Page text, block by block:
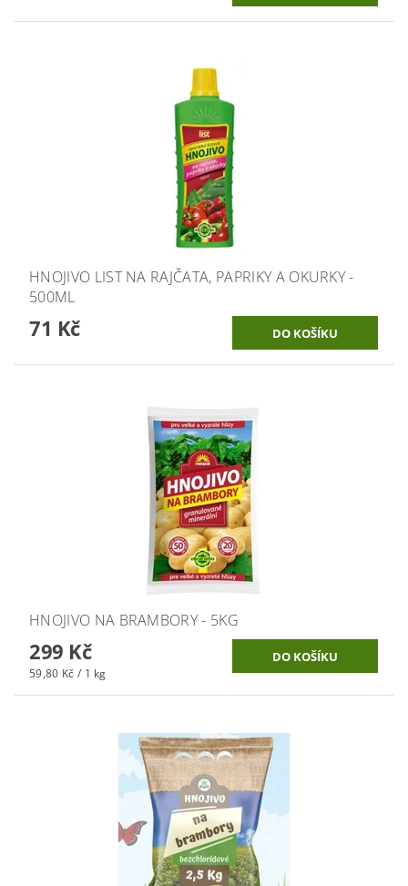
HNOJIVO LIST NA RAJČATA, PAPRIKY A OKURKY -
500ML
71 Kč
HNOJIVO NA BRAMBORY - 5KG
299 Kč
59,80 Kč / 1 kg